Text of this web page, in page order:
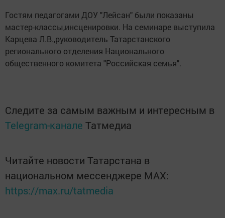
Гостям педагогами ДОУ "Лейсан" были показаны
мастер-классы,инсценировки. На семинаре выступила
Карцева Л.В.,руководитель Татарстанского
регионального отделения Национального
общественного комитета "Российская семья".
Следите за самым важным и интересным в
Telegram-канале Татмедиа
Читайте новости Татарстана в
национальном мессенджере MАХ:
https://max.ru/tatmedia